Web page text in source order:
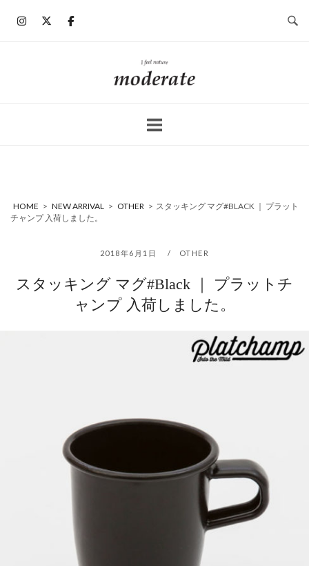
ホ
ー
HOME > NEW ARRIVAL > OTHER > スタッキング マグ#BLACK ｜ プラット
チャンプ 入荷しました。
2018年6月1日 OTHER
スタッキング マグ#Black ｜ プラットチ
ャンプ 入荷しました。